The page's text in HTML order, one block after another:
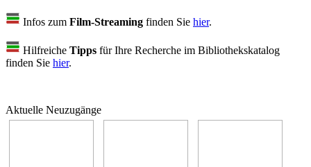
Infos zum Film-Streaming finden Sie hier.
Hilfreiche Tipps für Ihre Recherche im Bibliothekskatalog
finden Sie hier.
Aktuelle Neuzugänge